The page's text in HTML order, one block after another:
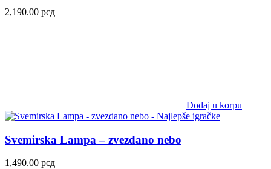
2,190.00 рсд
Dodaj u korpu
Svemirska Lampa – zvezdano nebo
1,490.00 рсд